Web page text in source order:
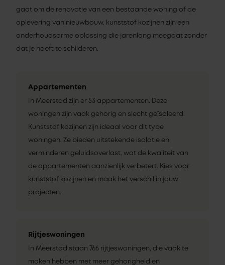
gaat om de renovatie van een bestaande woning of de
oplevering van nieuwbouw, kunststof kozijnen zijn een
onderhoudsarme oplossing die jarenlang meegaat zonder
dat je hoeft te schilderen.
Appartementen
In Meerstad zijn er 53 appartementen. Deze
woningen zijn vaak gehorig en slecht geïsoleerd.
Kunststof kozijnen zijn ideaal voor dit type
woningen. Ze bieden uitstekende isolatie en
verminderen geluidsoverlast, wat de kwaliteit van
de appartementen aanzienlijk verbetert. Kies voor
kunststof kozijnen en maak het verschil in jouw
projecten.
Rijtjeswoningen
In Meerstad staan 766 rijtjeswoningen, die vaak te
maken hebben met meer gehorigheid en